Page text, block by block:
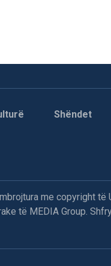
Shëndet
me copyright
të MEDIA Group.